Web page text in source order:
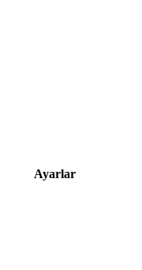
Ayarlar